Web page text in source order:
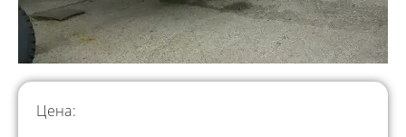
Цена: